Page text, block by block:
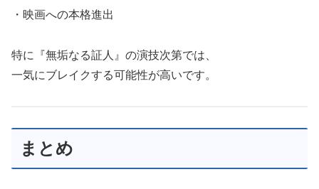
・映画への本格進出
特に『無垢なる証人』の演技次第では、
一気にブレイクする可能性が高いです。
まとめ